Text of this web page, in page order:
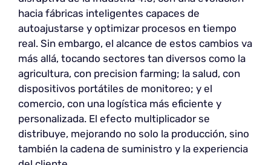
hacia fábricas inteligentes capaces de
autoajustarse y optimizar procesos en tiempo
real. Sin embargo, el alcance de estos cambios va
más allá, tocando sectores tan diversos como la
agricultura, con precision farming; la salud, con
dispositivos portátiles de monitoreo; y el
comercio, con una logística más eficiente y
personalizada. El efecto multiplicador se
distribuye, mejorando no solo la producción, sino
también la cadena de suministro y la experiencia